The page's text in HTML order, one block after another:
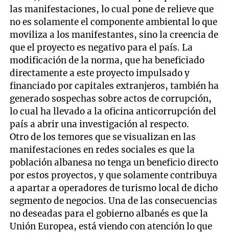
las manifestaciones, lo cual pone de relieve que
no es solamente el componente ambiental lo que
moviliza a los manifestantes, sino la creencia de
que el proyecto es negativo para el país. La
modificación de la norma, que ha beneficiado
directamente a este proyecto impulsado y
financiado por capitales extranjeros, también ha
generado sospechas sobre actos de corrupción,
lo cual ha llevado a la oficina anticorrupción del
país a abrir una investigación al respecto.
Otro de los temores que se visualizan en las
manifestaciones en redes sociales es que la
población albanesa no tenga un beneficio directo
por estos proyectos, y que solamente contribuya
a apartar a operadores de turismo local de dicho
segmento de negocios. Una de las consecuencias
no deseadas para el gobierno albanés es que la
Unión Europea, está viendo con atención lo que